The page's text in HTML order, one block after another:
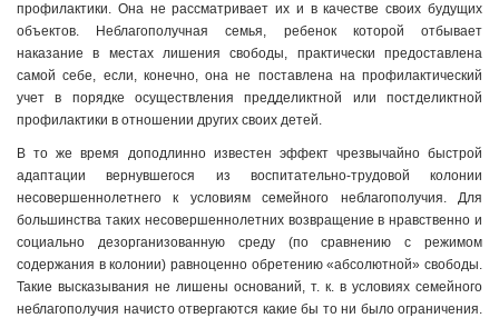
профилактики. Она не рассматривает их и в качестве своих будущих
объектов. Неблагополучная семья, ребенок которой отбывает
наказание в местах лишения свободы, практически предоставлена
самой себе, если, конечно, она не поставлена на профилактический
учет в порядке осуществления предделиктной или постделиктной
профилактики в отношении других своих детей.
В то же время доподлинно известен эффект чрезвычайно быстрой
адаптации вернувшегося из воспитательно-трудовой колонии
несовершеннолетнего к условиям семейного неблагополучия. Для
большинства таких несовершеннолетних возвращение в нравственно и
социально дезорганизованную среду (по сравнению с режимом
содержания в колонии) равноценно обретению «абсолютной» свободы.
Такие высказывания не лишены оснований, т. к. в условиях семейного
неблагополучия начисто отвергаются какие бы то ни было ограничения.